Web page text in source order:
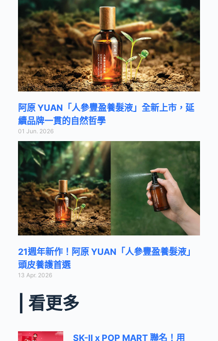
阿原 YUAN「人參豐盈養髮液」全新上市，延
續品牌一貫的自然哲學
01 Jun. 2026
21週年新作！阿原 YUAN「人參豐盈養髮液」
頭皮養護首選
13 Apr. 2026
| 看更多
SK-II x POP MART 聯名！用